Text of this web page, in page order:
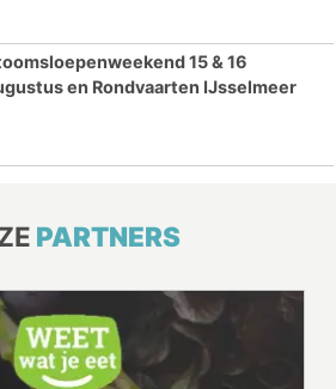
15 & 16
en Rondvaarten IJsselmeer
PARTNERS